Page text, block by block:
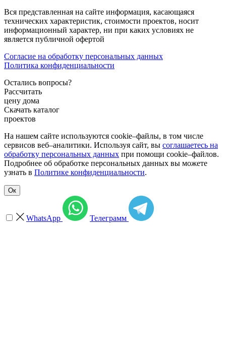
Вся представленная на сайте информация, касающаяся
технических характеристик, стоимости проектов, носит
информационный характер, ни при каких условиях не
является публичной офертой
Согласие на обработку персональных данных
Политика конфиденциальности
Остались вопросы?
Рассчитать
цену дома
Скачать каталог
проектов
На нашем сайте используются cookie–файлы, в том числе
сервисов веб–аналитики. Используя сайт, вы соглашаетесь на
обработку персональных данных при помощи cookie–файлов.
Подробнее об обработке персональных данных вы можете
узнать в Политике конфиденциальности.
Ок
WhatsApp Телеграмм